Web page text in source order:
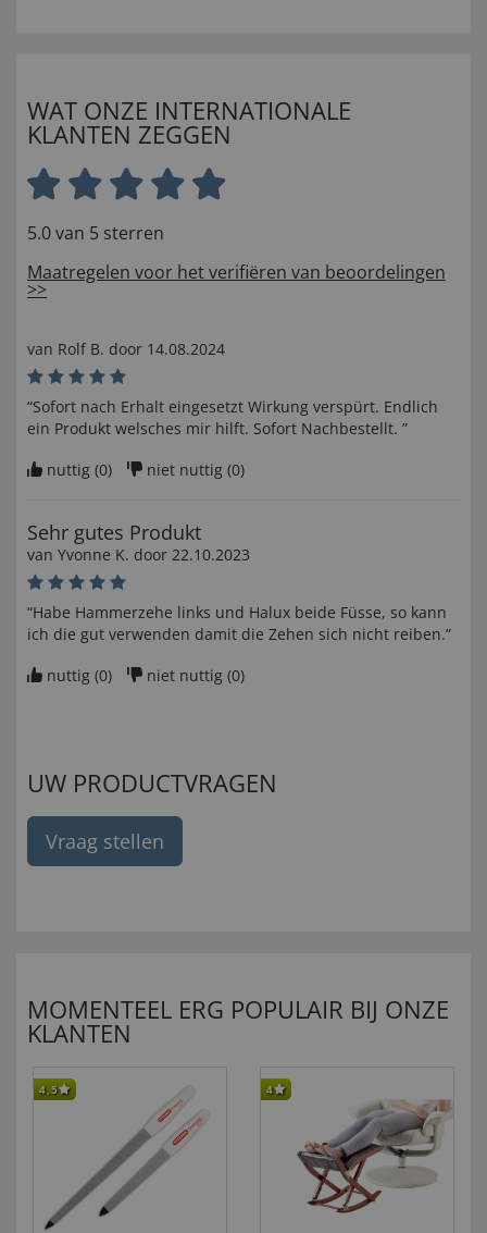
WAT ONZE INTERNATIONALE
KLANTEN ZEGGEN
5.0 van 5 sterren
Maatregelen voor het verifiëren van beoordelingen
>>
van Rolf B. door 14.08.2024
“Sofort nach Erhalt eingesetzt Wirkung verspürt. Endlich
ein Produkt welsches mir hilft. Sofort Nachbestellt. ”
nuttig (0) niet nuttig (0)
Sehr gutes Produkt
van Yvonne K. door 22.10.2023
“Habe Hammerzehe links und Halux beide Füsse, so kann
ich die gut verwenden damit die Zehen sich nicht reiben.”
nuttig (0) niet nuttig (0)
UW PRODUCTVRAGEN
Vraag stellen
MOMENTEEL ERG POPULAIR BIJ ONZE
KLANTEN
4,5 4